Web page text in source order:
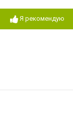
Я рекомендую